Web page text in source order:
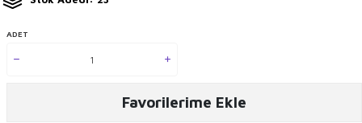
ADET
Favorilerime Ekle